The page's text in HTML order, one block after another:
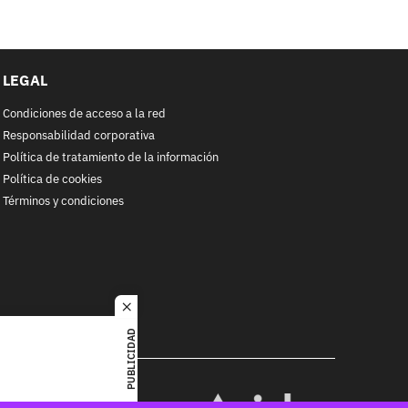
close
PUBLICIDAD
LEGAL
Condiciones de acceso a la red
Responsabilidad corporativa
Política de tratamiento de la información
Política de cookies
Términos y condiciones